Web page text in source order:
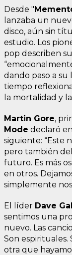
Desde "
lanzaba un
disco, aún sin
estudio. Los
pop describen
dando paso a su
tiempo
la mortalidad y
Martin Gore,
Mode declaró
siguiente: “Este
pero también
futuro. Es más
en otros.
simplemente
El líder Dave
sentimos una
nuevo. Las
Son
otra que